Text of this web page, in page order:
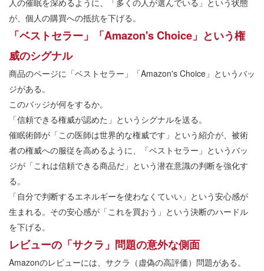
人の催眠を深めるように、「多くの人が選んでいる」という状態
が、個人の購買への抵抗を下げる。
「ベストセラー」「Amazon's Choice」という権
威のシグナル
商品のページに「ベストセラー」「Amazon's Choice」というバッ
ジがある。
このバッジが何をするか。
「信頼できる権威が認めた」というシグナルを送る。
催眠術師が「この医師は世界的な権威です」という紹介が、被術
者の権威への服従を高めるように、「ベストセラー」というバッ
ジが「これは信頼できる商品だ」という潜在意識の判断を強化す
る。
「自分で判断するエネルギーを使わなくていい」という安心感が
生まれる。その安心感が「これを買おう」という決断のハードル
を下げる。
レビューの「サクラ」問題の意外な側面
Amazonのレビューには、サクラ（虚偽の高評価）問題がある。